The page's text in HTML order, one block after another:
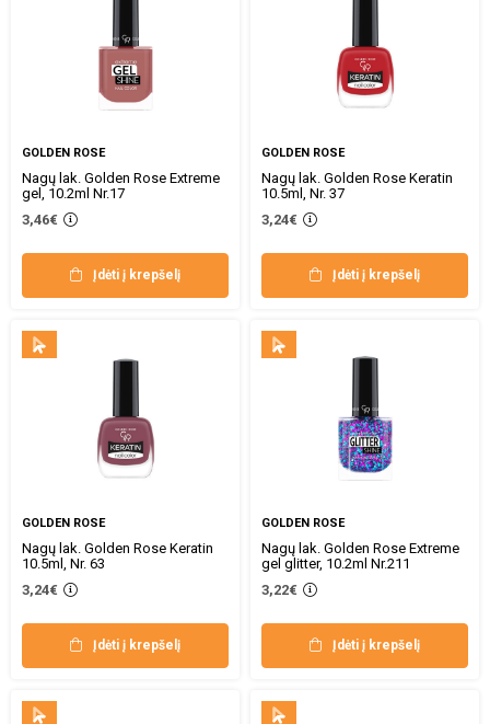
GOLDEN ROSE
Nagų lak. Golden Rose Extreme
gel, 10.2ml Nr.17
3,46€
Įdėti į krepšelį
GOLDEN ROSE
Nagų lak. Golden Rose Keratin
10.5ml, Nr. 37
3,24€
Įdėti į krepšelį
GOLDEN ROSE
Nagų lak. Golden Rose Keratin
10.5ml, Nr. 63
3,24€
Įdėti į krepšelį
GOLDEN ROSE
Nagų lak. Golden Rose Extreme
gel glitter, 10.2ml Nr.211
3,22€
Įdėti į krepšelį